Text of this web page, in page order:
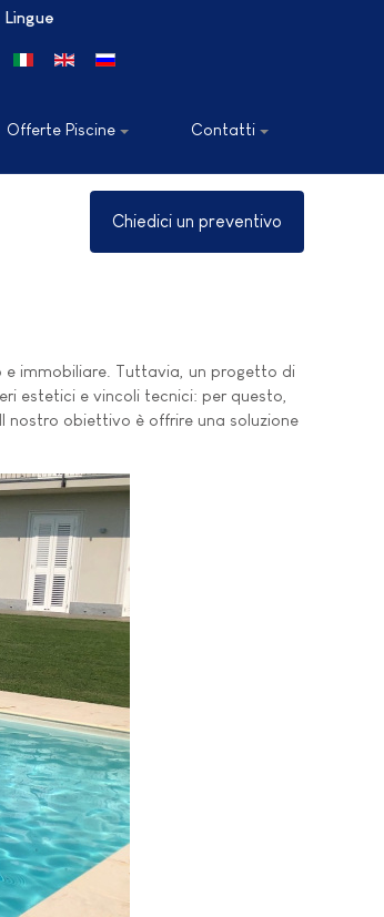
Lingue
Seleziona la tua lingua
Offerte Piscine Contatti
Chiedici un preventivo
immobiliare. Tuttavia, un progetto di
estetici e vincoli tecnici: per questo,
nostro obiettivo è offrire una soluzione